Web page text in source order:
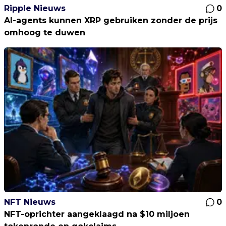
Ripple Nieuws
0
AI-agents kunnen XRP gebruiken zonder de prijs
omhoog te duwen
NFT Nieuws
0
NFT-oprichter aangeklaagd na $10 miljoen